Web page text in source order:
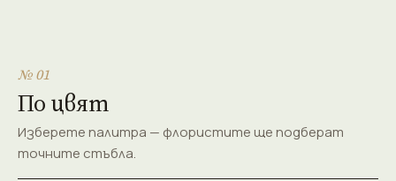
№ 01
По цвят
Изберете палитра — флористите ще подберат
точните стъбла.